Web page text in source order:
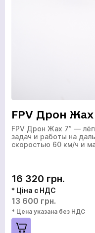
FPV Дрон Жах
FPV Дрон Жах 7” —
задач и работы на
скоростью 60 км/ч и
16 320 грн.
* Ціна с НДС
13 600 грн.
* Цена указана без НДС